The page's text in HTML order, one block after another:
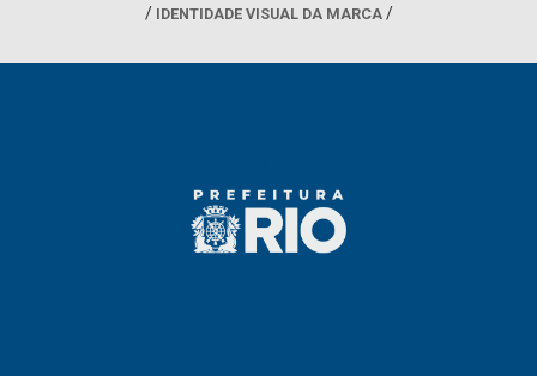
IDENTIDADE VISUAL DA MARCA